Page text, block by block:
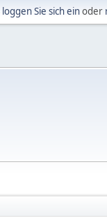
loggen Sie sich einoder